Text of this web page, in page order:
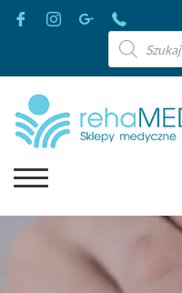
Wyszukiwarka
produktów